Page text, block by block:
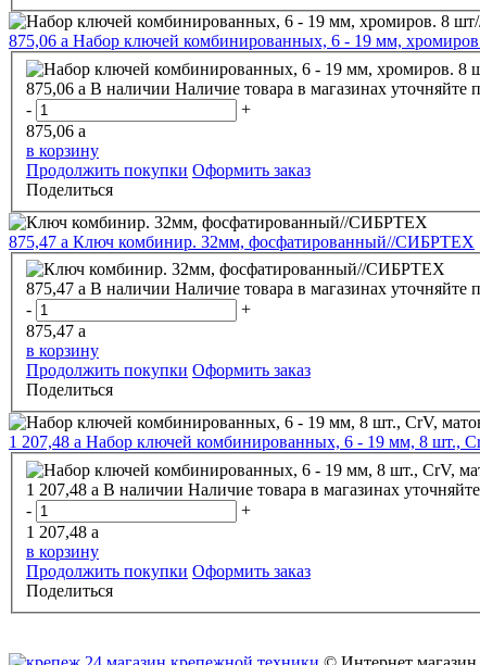
875,06 a Набор ключей комбинированных, 6 - 19 мм,
875,06 a В наличии Наличие товара в магазинах уточняйте
-
+
875,06 a
в корзину
Продолжить покупки Оформить заказ
Поделиться
875,47 a Ключ комбинир. 32мм, фосфатированный//СИБРТЕХ
875,47 a В наличии Наличие товара в магазинах уточняйте
-
+
875,47 a
в корзину
Продолжить покупки Оформить заказ
Поделиться
1 207,48 a Набор ключей комбинированных, 6 - 19 мм, 8 шт.,
1 207,48 a В наличии Наличие товара в магазинах
-
+
1 207,48 a
в корзину
Продолжить покупки Оформить заказ
Поделиться